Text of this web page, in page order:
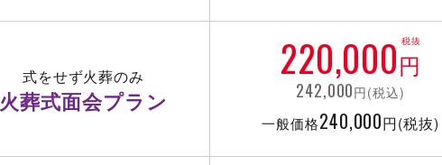
式をせず火葬のみ
火葬式面会プラン
220,000円
税抜
242,000円(税込)
一般価格240,000円(税抜)